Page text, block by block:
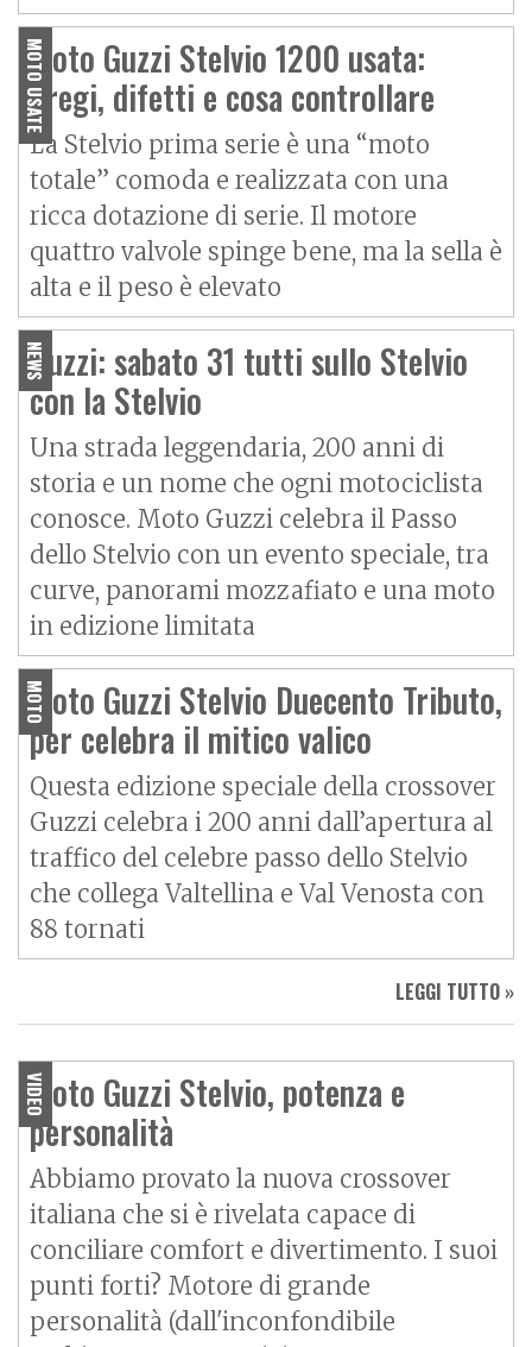
MOTO USATE
Moto Guzzi Stelvio 1200 usata:
pregi, difetti e cosa controllare
La Stelvio prima serie è una “moto
totale” comoda e realizzata con una
ricca dotazione di serie. Il motore
quattro valvole spinge bene, ma la sella è
alta e il peso è elevato
NEWS
Guzzi: sabato 31 tutti sullo Stelvio
con la Stelvio
Una strada leggendaria, 200 anni di
storia e un nome che ogni motociclista
conosce. Moto Guzzi celebra il Passo
dello Stelvio con un evento speciale, tra
curve, panorami mozzafiato e una moto
in edizione limitata
MOTO
Moto Guzzi Stelvio Duecento Tributo,
per celebra il mitico valico
Questa edizione speciale della crossover
Guzzi celebra i 200 anni dall’apertura al
traffico del celebre passo dello Stelvio
che collega Valtellina e Val Venosta con
88 tornati
LEGGI TUTTO »
VIDEO
Moto Guzzi Stelvio, potenza e
personalità
Abbiamo provato la nuova crossover
italiana che si è rivelata capace di
conciliare comfort e divertimento. I suoi
punti forti? Motore di grande
personalità (dall'inconfondibile